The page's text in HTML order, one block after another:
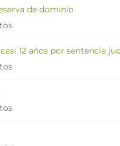
de dominio
12 años por sentencia